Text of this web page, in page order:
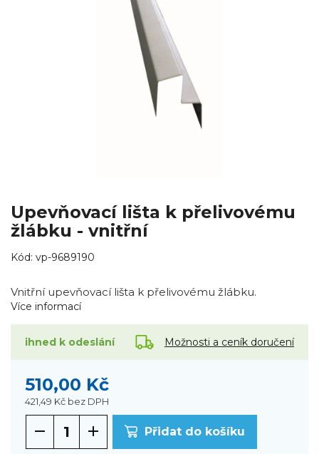
Upevňovací lišta k přelivovému
žlábku - vnitřní
Kód: vp-9689190
Vnitřní upevňovací lišta k přelivovému žlábku.
Více informací
ihned k odeslání Možnosti a ceník doručení
510,00 Kč
421,49 Kč bez DPH
Přidat do košíku